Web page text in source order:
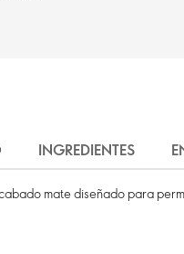
INGREDIENTES
mate diseñado para